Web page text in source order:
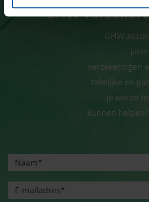
GHW
GHW
verzekeringen
zakelijke en
je weten
kunnen